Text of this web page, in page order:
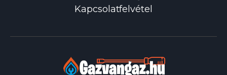
Kapcsolatfelvétel